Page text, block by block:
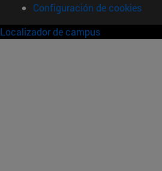
Configuración de cookies
Localizador de campus